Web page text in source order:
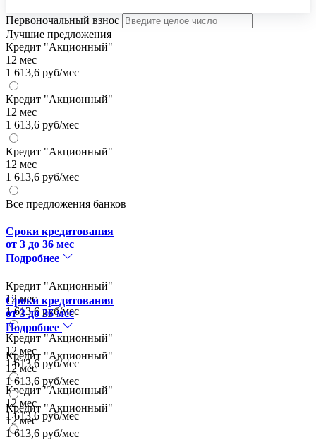
Первоночальный взнос
Лучшие предложения
Кредит "Акционный"
12 мес
1 613,6 руб/мес
Кредит "Акционный"
12 мес
1 613,6 руб/мес
Кредит "Акционный"
12 мес
1 613,6 руб/мес
Все предложения банков
Сроки кредитования
от 3 до 36 мес
Подробнее
Кредит "Акционный"
12 мес
1 613,6 руб/мес
Кредит "Акционный"
12 мес
1 613,6 руб/мес
Кредит "Акционный"
12 мес
1 613,6 руб/мес
Сроки кредитования
от 3 до 36 мес
Подробнее
Кредит "Акционный"
12 мес
1 613,6 руб/мес
Кредит "Акционный"
12 мес
1 613,6 руб/мес